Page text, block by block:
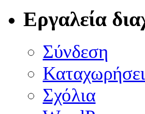
Εργαλεία
Σύνδεση
Σχόλια